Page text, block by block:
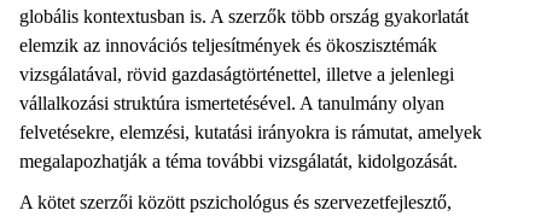
globális kontextusban is. A szerzők több ország gyakorlatát
elemzik az innovációs teljesítmények és ökoszisztémák
vizsgálatával, rövid gazdaságtörténettel, illetve a jelenlegi
vállalkozási struktúra ismertetésével. A tanulmány olyan
felvetésekre, elemzési, kutatási irányokra is rámutat, amelyek
megalapozhatják a téma további vizsgálatát, kidolgozását.
A kötet szerzői között pszichológus és szervezetfejlesztő,